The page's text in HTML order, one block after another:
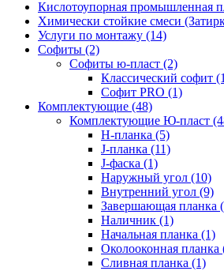
Кислотоупорная промышленная
Химически стойкие смеси
Услуги по монтажу (14)
Софиты (2)
Софиты ю-пласт (2)
Классический софит
Софит PRO (1)
Комплектующие (48)
Комплектующие Ю-пласт
H-планка (5)
J-планка (11)
J-фаска (1)
Наружный угол (10)
Внутренний угол (9)
Завершающая планка
Наличник (1)
Начальная планка (1)
Околооконная планка
Сливная планка (1)